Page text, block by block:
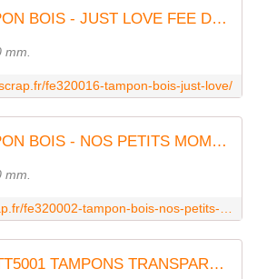
FE320016 : TAMPON BOIS - JUST LOVE FEE DU SCRAP
fe320016-tampon-bois-just-love/
FE320002 : TAMPON BOIS - NOS PETITS MOMENTS FEE DU SCRAP
FDSTT5001 FDSTT5001 TAMPONS TRANSPARENTS PHRASES TEMPS FEE DU SCRAP